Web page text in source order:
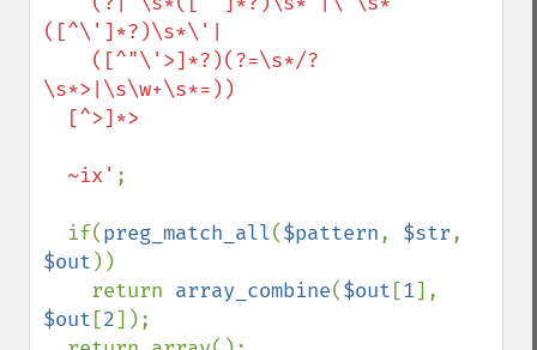
([^\']*?)\s*\'|
\s*>|\s\w+\s*=))
  ~ix'
;
  if(
preg_match_all($pattern, $str
$out ))
    return
array_combine($out [1
$out [2]);